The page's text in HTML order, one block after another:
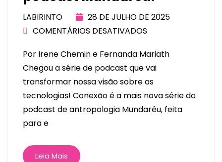
LABIRINTO
28 DE JULHO DE 2025
COMENTÁRIOS DESATIVADOS
Por Irene Chemin e Fernanda Mariath
Chegou a série de podcast que vai
transformar nossa visão sobre as
tecnologias! Conexão é a mais nova série do
podcast de antropologia Mundaréu, feita
para e
Leia Mais